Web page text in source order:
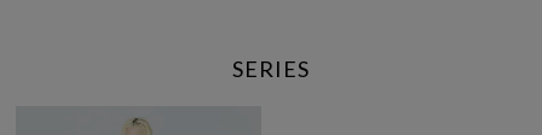
SERIES